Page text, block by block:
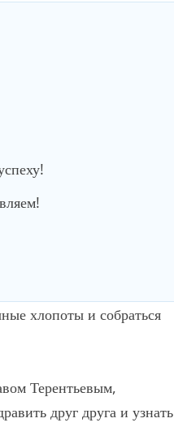
хлопоты и собраться
Терентьевым,
друг друга и узнать